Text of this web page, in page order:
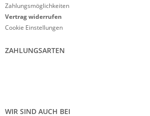
Zahlungsmöglichkeiten
Vertrag widerrufen
Cookie Einstellungen
ZAHLUNGSARTEN
WIR SIND AUCH BEI